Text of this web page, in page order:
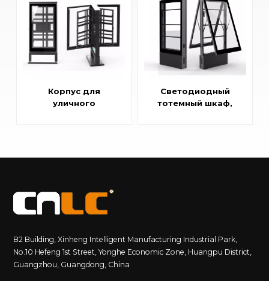
Корпус для
уличного
Светодиодный
тотемный шкаф,
B2 Building, Xinheng Intelligent Manufacturing Industrial Park,
No.10 Hefeng 1st Street, Yonghe Economic Zone, Huangpu District,
Guangzhou, Guangdong, China